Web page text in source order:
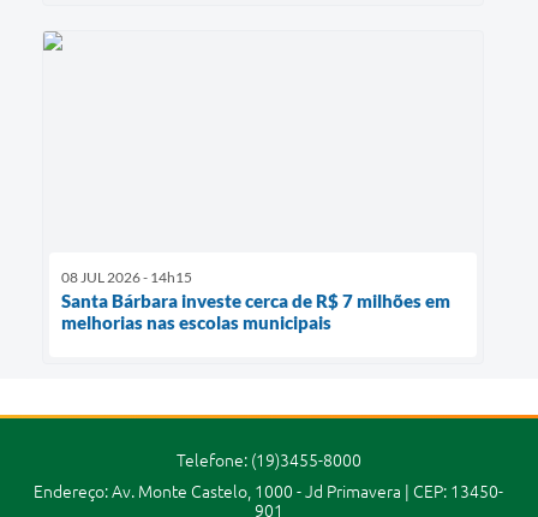
08 JUL 2026 - 14h15
Santa Bárbara investe cerca de R$ 7 milhões em
melhorias nas escolas municipais
Telefone: (19)3455-8000
Endereço: Av. Monte Castelo, 1000 - Jd Primavera | CEP: 13450-
901